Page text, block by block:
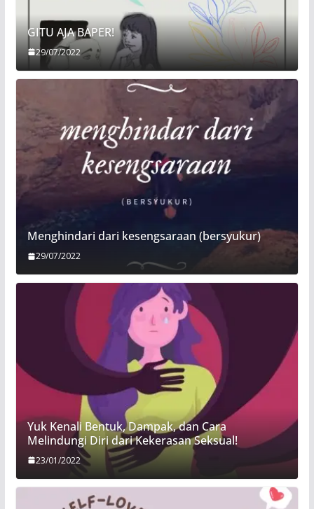
GITU AJA BAPER!
29/07/2022
Menghindari dari kesengsaraan (bersyukur)
29/07/2022
Yuk Kenali Bentuk, Dampak, dan Cara
Melindungi Diri dari Kekerasan Seksual!
23/01/2022